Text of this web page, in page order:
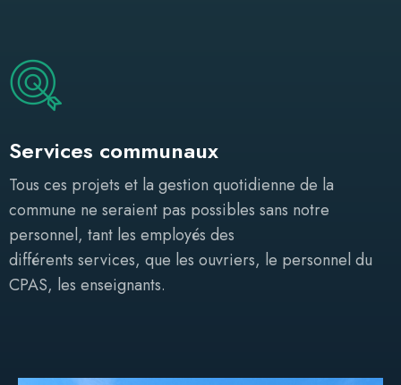
Services communaux
Tous ces projets et la gestion quotidienne de la
commune ne seraient pas possibles sans notre
personnel, tant les employés des
différents services, que les ouvriers, le personnel du
CPAS, les enseignants.